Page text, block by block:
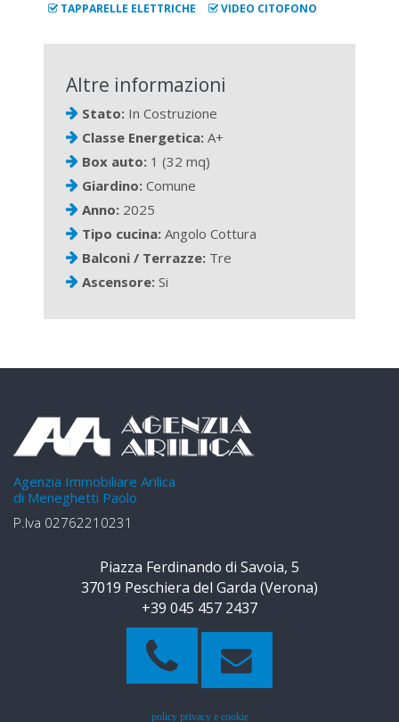
TAPPARELLE ELETTRICHE
VIDEO CITOFONO
Altre informazioni
Stato: In Costruzione
Classe Energetica: A+
Box auto: 1 (32 mq)
Giardino: Comune
Anno:2025
Tipo cucina:Angolo Cottura
Balconi / Terrazze:Tre
Ascensore:Si
Agenzia Immobiliare Arilica
di Meneghetti Paolo
P.Iva 02762210231
Piazza Ferdinando di Savoia, 5
37019 Peschiera del Garda (Verona)
+39 045 457 2437
policy privacy e cookie